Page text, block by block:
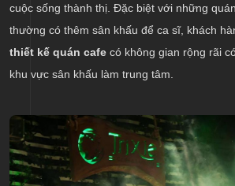
cuộc sống thành thị. Đặc biệt với những
thường có thêm sân khấu để ca sĩ, khách
thiết kế quán cafe có không gian rộng rãi
khu vực sân khấu làm trung tâm.